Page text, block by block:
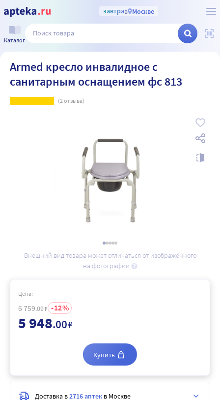
завтрав Москве
Каталог
Armed кресло инвалидное с
санитарным оснащением фс 813
(2отзыва)
Внешний вид товара может отличаться от изображённого
на фотографии
Цена:
6 759.09₽ 12
5 948.00₽
Купить
Доставка в2716 аптек в Москве